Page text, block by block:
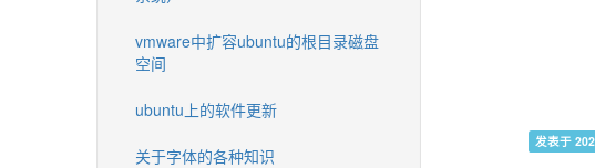
vmware中扩容ubuntu的根目录磁盘
空间
ubuntu上的软件更新
关于字体的各种知识
发表于